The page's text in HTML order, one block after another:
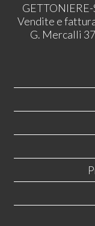
Vendite e
G. Mercalli